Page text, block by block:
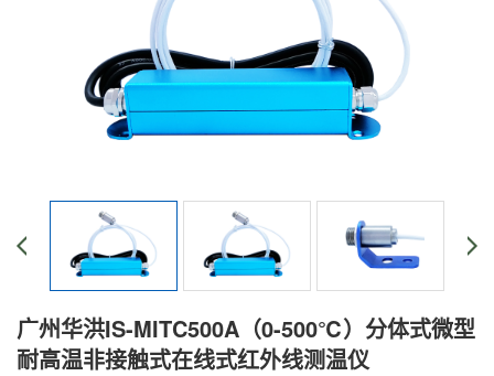
广州华洪IS-MITC500A（0-500℃）分体式微型
耐高温非接触式在线式红外线测温仪